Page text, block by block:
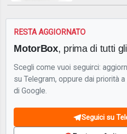
RESTA AGGIORNATO
MotorBox, prima di tutti
Scegli come vuoi seguirci:
su Telegram, oppure dai priorità
di Google.
Seguici su